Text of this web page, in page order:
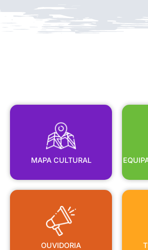
MAPA CULTURAL
MAPA CULTURAL
OUVIDORIA
OUVIDORIA